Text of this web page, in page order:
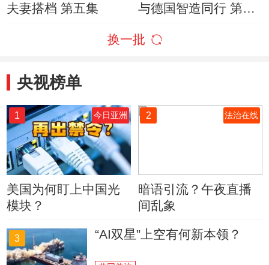
夫妻搭档 第五集
与德国智造同行 第三
换一批
央视榜单
1 今日亚洲
美国为何盯上中国光
模块？
2 法治在线
暗语引流？午夜直播
间乱象
3 “AI双星”上空有何新本领？